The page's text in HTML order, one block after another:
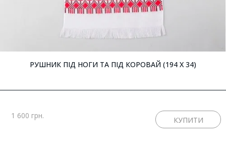
РУШНИК ПІД НОГИ ТА ПІД КОРОВАЙ (194 X 34)
1 600 грн.